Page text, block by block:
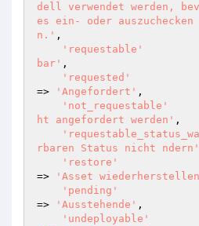
dell verwendet werden,
es ein- oder
n.' ,
'requestable'
bar' ,
'requested'
=>
'Angefordert' ,
'not_requestable'
ht angefordert werden' ,
rbaren Status nicht ndern'
'restore'
=>
'Asset
'pending'
=>
'Ausstehende' ,
'undeployable'